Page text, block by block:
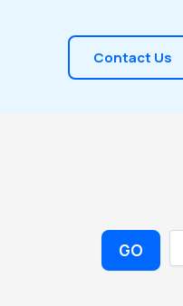
Contact Us
GO